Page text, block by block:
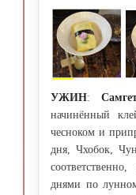
УЖИН: C
начинённый
чесноком и
дня, Чхобок,
днями по